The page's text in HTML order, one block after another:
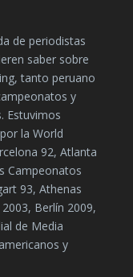
de periodistas
saber sobre
tanto peruano
y
Estuvimos
la World
92, Atlanta
Campeonatos
93, Athenas
Berlín 2009,
de Media
y